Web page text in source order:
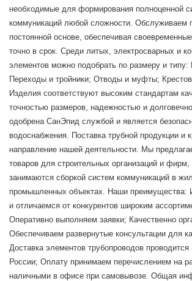
необходимые для формирования полноценной
коммуникаций любой сложности. Обслуживаем
постоянной основе, обеспечивая
точно в срок. Среди литых, электросварных и
элементов можно подобрать по размеру и типу:
Переходы и тройники; Отводы и муфты;
Изделия соответствуют высоким стандартам
точностью размеров, надежностью и
одобрена СанЭпид службой и является
водоснабжения. Поставка трубной продукции и
направление нашей деятельности. Мы
товаров для строительных организаций и фирм,
занимаются сборкой систем коммуникаций в
промышленных объектах. Наши преимущества:
и отличаемся от конкурентов широким
Оперативно выполняем заявки; Качественно
Обеспечиваем развернутые консультации для
Доставка элементов трубопроводов проводится
России; Оплату принимаем перечислением на
наличными в офисе при самовывозе. Общая